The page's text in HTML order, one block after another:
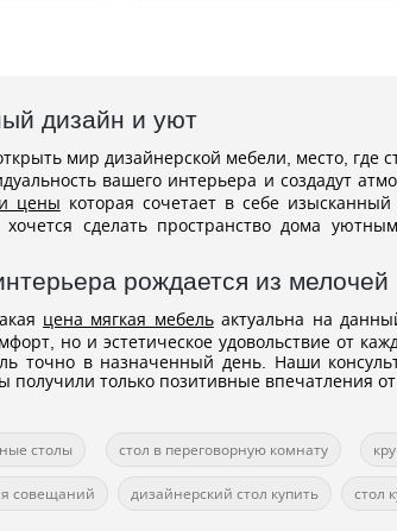
дизайн и уют
мир дизайнерской мебели, место,
вашего интерьера и создадут
цены которая сочетает в себе
сделать пространство дома
рождается из мелочей
цена мягкая мебельактуальна на
но и эстетическое удовольствие от
точно в назначенный день. Наши
только позитивные впечатления от
столы стол в переговорную комнату
совещаний дизайнерский стол купить стол